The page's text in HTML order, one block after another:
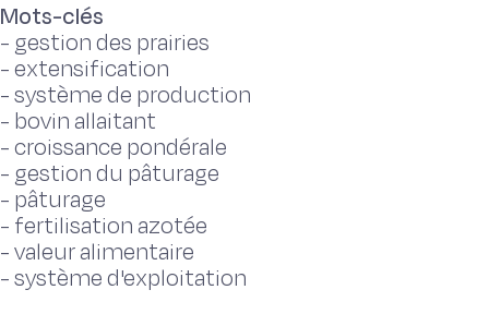
Mots-clés
- gestion des prairies
-extensification
-système de production
- bovin allaitant
-croissance pondérale
- gestion du pâturage
- pâturage
- fertilisation azotée
-valeur alimentaire
-système d'exploitation